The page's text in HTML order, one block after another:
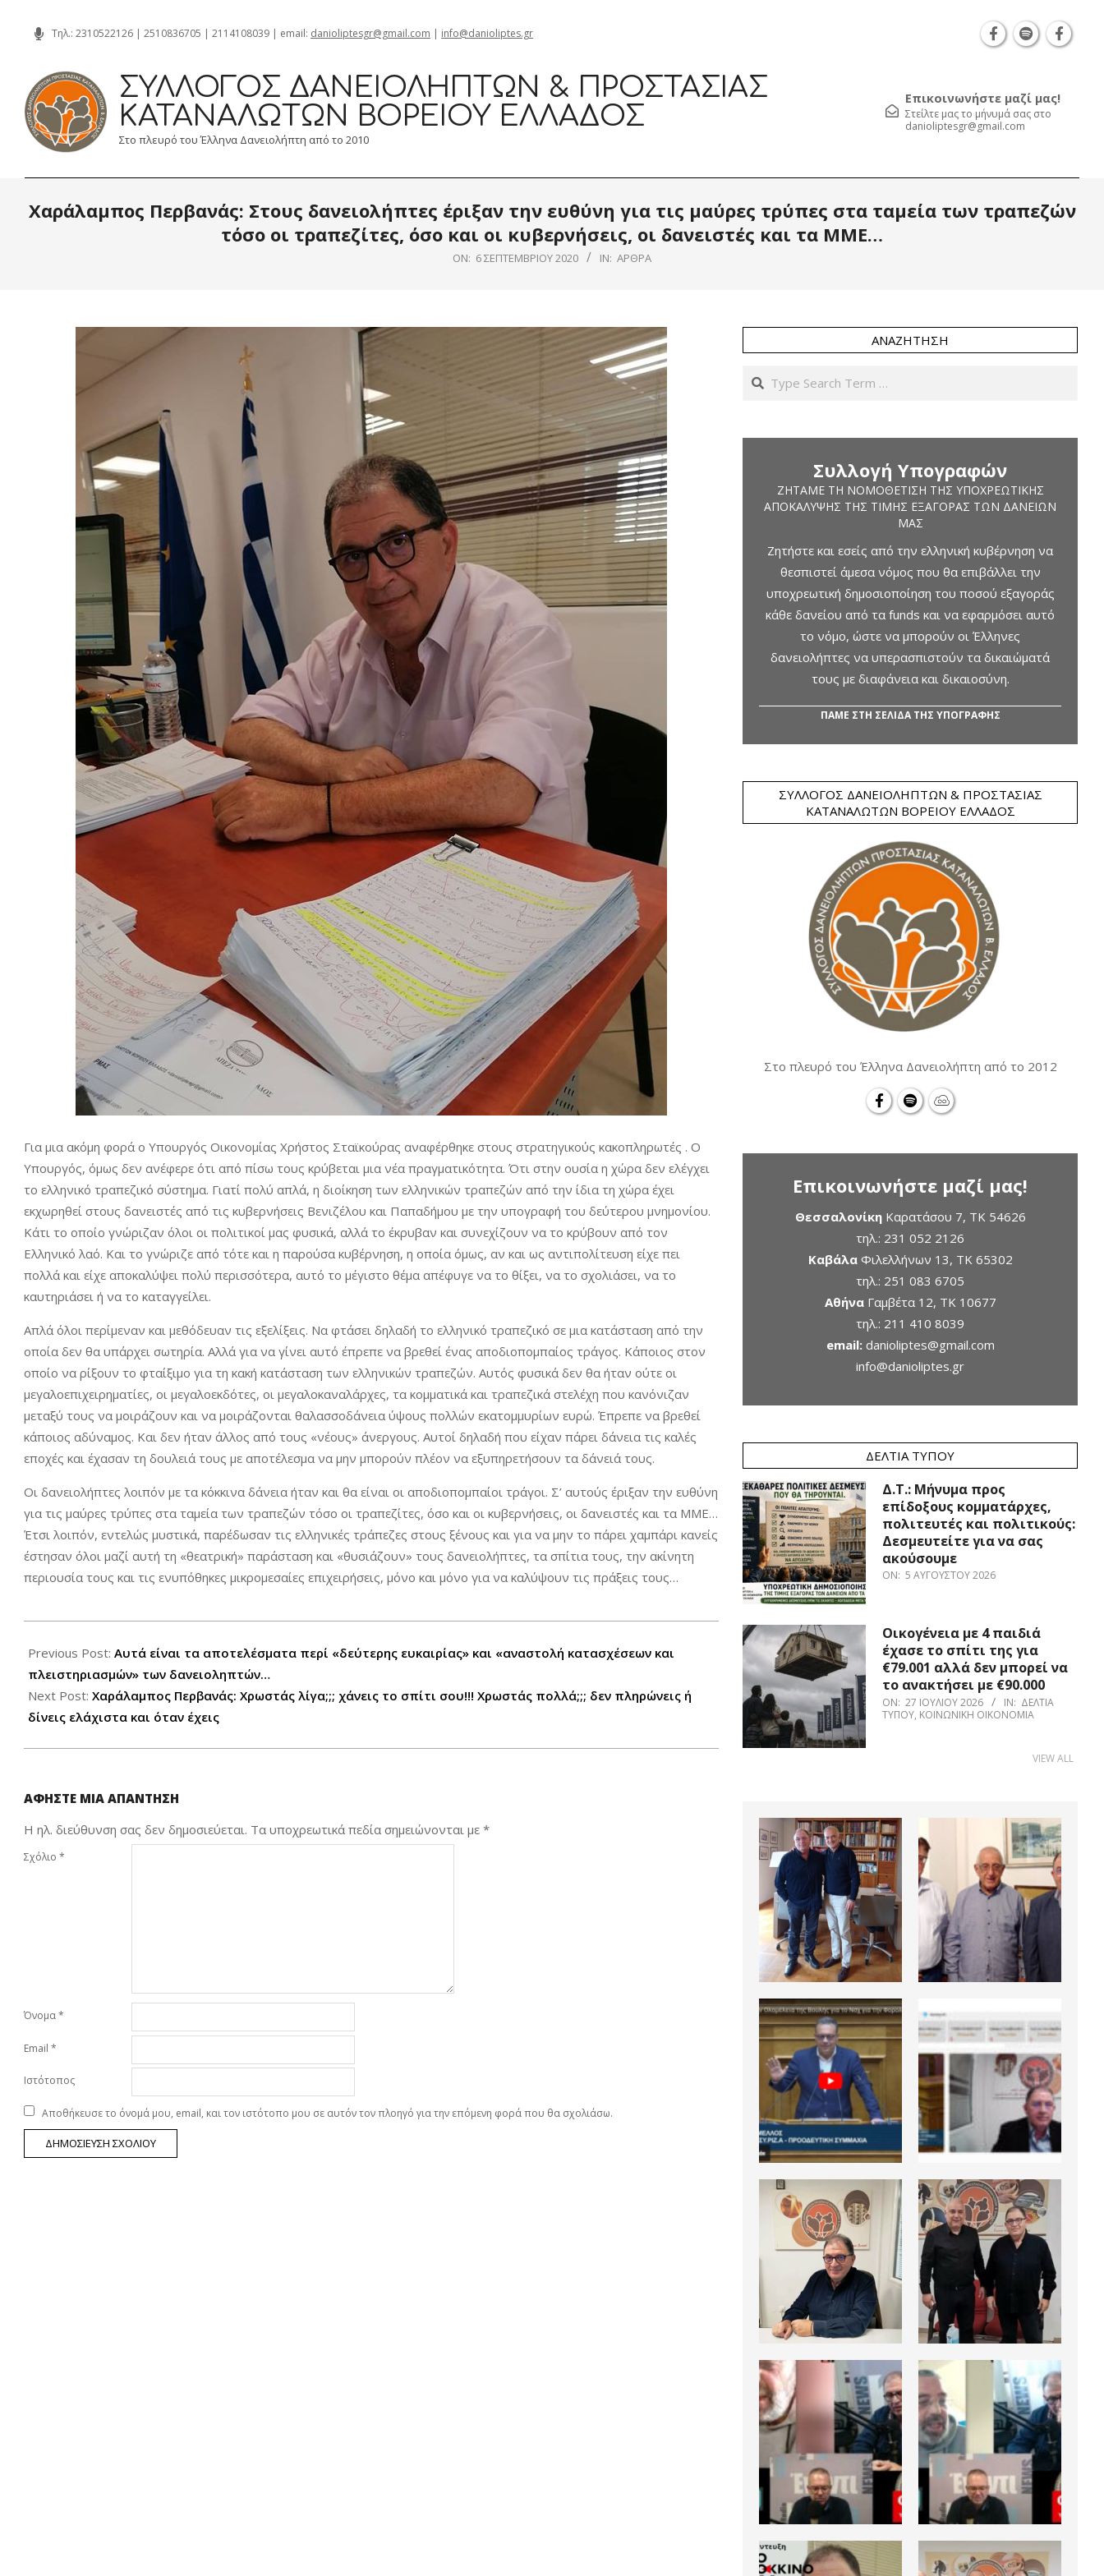
content
Τηλ.: 2310522126 | 2510836705 | 2114108039 | email: danioliptesgr@gmail.com | info@danioliptes.gr
ΣΎΛΛΟΓΟΣ ΔΑΝΕΙΟΛΗΠΤΏΝ & ΠΡΟΣΤΑΣΊΑΣ
ΚΑΤΑΝΑΛΩΤΏΝ ΒΟΡΕΊΟΥ ΕΛΛΆΔΟΣ
Στο πλευρό του Έλληνα Δανειολήπτη από το 2010
Επικοινωνήστε μαζί μας!
Στείλτε μας το μήνυμά σας στο
danioliptesgr@gmail.com
Χαράλαμπος Περβανάς: Στους δανειολήπτες έριξαν την ευθύνη για τις μαύρες τρύπες στα ταμεία των τραπεζών
τόσο οι τραπεζίτες, όσο και οι κυβερνήσεις, οι δανειστές και τα ΜΜΕ…
ON: 6 ΣΕΠΤΕΜΒΡΊΟΥ 2020 IN: ΆΡΘΡΑ
Για μια ακόμη φορά ο Υπουργός Οικονομίας Χρήστος Σταϊκούρας αναφέρθηκε στους στρατηγικούς κακοπληρωτές . Ο
Υπουργός, όμως δεν ανέφερε ότι από πίσω τους κρύβεται μια νέα πραγματικότητα. Ότι στην ουσία η χώρα δεν ελέγχει
το ελληνικό τραπεζικό σύστημα. Γιατί πολύ απλά, η διοίκηση των ελληνικών τραπεζών από την ίδια τη χώρα έχει
εκχωρηθεί στους δανειστές από τις κυβερνήσεις Βενιζέλου και Παπαδήμου με την υπογραφή του δεύτερου μνημονίου.
Κάτι το οποίο γνώριζαν όλοι οι πολιτικοί μας φυσικά, αλλά το έκρυβαν και συνεχίζουν να το κρύβουν από τον
Eλληνικό λαό. Και το γνώριζε από τότε και η παρούσα κυβέρνηση, η οποία όμως, αν και ως αντιπολίτευση είχε πει
πολλά και είχε αποκαλύψει πολύ περισσότερα, αυτό το μέγιστο θέμα απέφυγε να το θίξει, να το σχολιάσει, να το
καυτηριάσει ή να το καταγγείλει.
Απλά όλοι περίμεναν και μεθόδευαν τις εξελίξεις. Να φτάσει δηλαδή το ελληνικό τραπεζικό σε μια κατάσταση από την
οποία δεν θα υπάρχει σωτηρία. Αλλά για να γίνει αυτό έπρεπε να βρεθεί ένας αποδιοπομπαίος τράγος. Κάποιος στον
οποίο να ρίξουν το φταίξιμο για τη κακή κατάσταση των ελληνικών τραπεζών. Αυτός φυσικά δεν θα ήταν ούτε οι
μεγαλοεπιχειρηματίες, οι μεγαλοεκδότες, οι μεγαλοκαναλάρχες, τα κομματικά και τραπεζικά στελέχη που κανόνιζαν
μεταξύ τους να μοιράζουν και να μοιράζονται θαλασσοδάνεια ύψους πολλών εκατομμυρίων ευρώ. Έπρεπε να βρεθεί
κάποιος αδύναμος. Και δεν ήταν άλλος από τους «νέους» άνεργους. Αυτοί δηλαδή που είχαν πάρει δάνεια τις καλές
εποχές και έχασαν τη δουλειά τους με αποτέλεσμα να μην μπορούν πλέον να εξυπηρετήσουν τα δάνειά τους.
Οι δανειολήπτες λοιπόν με τα κόκκινα δάνεια ήταν και θα είναι οι αποδιοπομπαίοι τράγοι. Σ’ αυτούς έριξαν την ευθύνη
για τις μαύρες τρύπες στα ταμεία των τραπεζών τόσο οι τραπεζίτες, όσο και οι κυβερνήσεις, οι δανειστές και τα ΜΜΕ…
Έτσι λοιπόν, εντελώς μυστικά, παρέδωσαν τις ελληνικές τράπεζες στους ξένους και για να μην το πάρει χαμπάρι κανείς
έστησαν όλοι μαζί αυτή τη «θεατρική» παράσταση και «θυσιάζουν» τους δανειολήπτες, τα σπίτια τους, την ακίνητη
περιουσία τους και τις ενυπόθηκες μικρομεσαίες επιχειρήσεις, μόνο και μόνο για να καλύψουν τις πράξεις τους…
09-
06
Previous Post: Aυτά είναι τα αποτελέσματα περί «δεύτερης ευκαιρίας» και «αναστολή κατασχέσεων και
πλειστηριασμών» των δανειοληπτών…
Next Post: Χαράλαμπος Περβανάς: Χρωστάς λίγα;;; χάνεις το σπίτι σου!!! Χρωστάς πολλά;;; δεν πληρώνεις ή
δίνεις ελάχιστα και όταν έχεις
ΑΦΉΣΤΕ ΜΙΑ ΑΠΆΝΤΗΣΗ
Η ηλ. διεύθυνση σας δεν δημοσιεύεται. Τα υποχρεωτικά πεδία σημειώνονται με *
Σχόλιο *
Όνομα*
Email *
Ιστότοπος
Αποθήκευσε το όνομά μου, email, και τον ιστότοπο μου σε αυτόν τον πλοηγό για την επόμενη φορά που θα σχολιάσω.
ΑΝΑΖΉΤΗΣΗ
Search
Συλλογή Υπογραφών
ΖΗΤΆΜΕ ΤΗ ΝΟΜΟΘΈΤΙΣΗ ΤΗΣ ΥΠΟΧΡΕΩΤΙΚΉΣ
ΑΠΟΚΆΛΥΨΗΣ ΤΗΣ ΤΙΜΉΣ ΕΞΑΓΟΡΆΣ ΤΩΝ ΔΑΝΕΊΩΝ
ΜΑΣ
Ζητήστε και εσείς από την ελληνική κυβέρνηση να
θεσπιστεί άμεσα νόμος που θα επιβάλλει την
υποχρεωτική δημοσιοποίηση του ποσού εξαγοράς
κάθε δανείου από τα funds και να εφαρμόσει αυτό
το νόμο, ώστε να μπορούν οι Έλληνες
δανειολήπτες να υπερασπιστούν τα δικαιώματά
τους με διαφάνεια και δικαιοσύνη.
ΠΑΜΕ ΣΤΗ ΣΕΛΙΔΑ ΤΗΣ ΥΠΟΓΡΑΦΗΣ
ΣΎΛΛΟΓΟΣ ΔΑΝΕΙΟΛΗΠΤΏΝ & ΠΡΟΣΤΑΣΊΑΣ
ΚΑΤΑΝΑΛΩΤΏΝ ΒΟΡΕΊΟΥ ΕΛΛΆΔΟΣ
Στο πλευρό του Έλληνα Δανειολήπτη από το 2012
Επικοινωνήστε μαζί μας!
ΘεσσαλονίκηΚαρατάσου 7, TK 54626
τηλ.: 231 052 2126
ΚαβάλαΦιλελλήνων 13, ΤΚ 65302
τηλ.: 251 083 6705
ΑθήναΓαμβέτα 12, ΤΚ 10677
τηλ.: 211 410 8039
email: danioliptes@gmail.com
info@danioliptes.gr
ΔΕΛΤΊΑ ΤΎΠΟΥ
Δ.Τ.: Μήνυμα προς
επίδοξους κομματάρχες,
πολιτευτές και πολιτικούς:
Δεσμευτείτε για να σας
ακούσουμε
ON: 5 ΑΥΓΟΎΣΤΟΥ 2026
Οικογένεια με 4 παιδιά
έχασε το σπίτι της για
€79.001 αλλά δεν μπορεί να
το ανακτήσει με €90.000
ON: 27 ΙΟΥΛΊΟΥ 2026 IN: ΔΕΛΤΊΑ
ΤΎΠΟΥ, ΚΟΙΝΩΝΙΚΉ ΟΙΚΟΝΟΜΊΑ
VIEW ALL